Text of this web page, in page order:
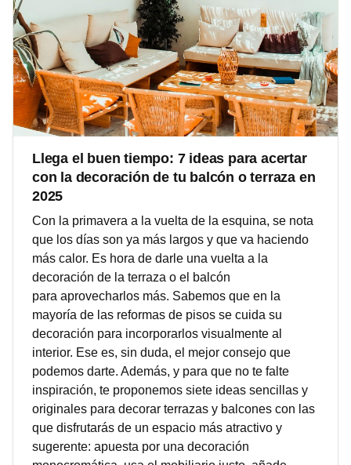
Llega el buen tiempo: 7 ideas para acertar
con la decoración de tu balcón o terraza en
2025
Con la primavera a la vuelta de la esquina, se nota
que los días son ya más largos y que va haciendo
más calor. Es hora de darle una vuelta a la
decoración de la terraza o el balcón
para aprovecharlos más. Sabemos que en la
mayoría de las reformas de pisos se cuida su
decoración para incorporarlos visualmente al
interior. Ese es, sin duda, el mejor consejo que
podemos darte. Además, y para que no te falte
inspiración, te proponemos siete ideas sencillas y
originales para decorar terrazas y balcones con las
que disfrutarás de un espacio más atractivo y
sugerente: apuesta por una decoración